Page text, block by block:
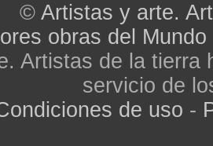
© Artistas y arte.
obras del Mundo
Artistas de la tierra
servicio de
de uso -